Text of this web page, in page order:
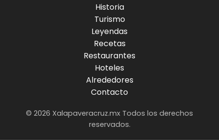
Historia
Turismo
Leyendas
Recetas
Restaurantes
Hoteles
Alrededores
Contacto
© 2026 Xalapaveracruz.mx Todos los derechos
reservados.